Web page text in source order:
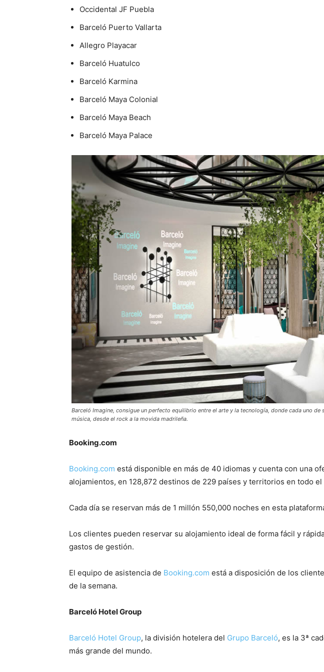
Occidental JF Puebla
Barceló Puerto Vallarta
Allegro Playacar
Barceló Huatulco
Barceló Karmina
Barceló Maya Colonial
Barceló Maya Beach
Barceló Maya Palace
Barceló Imagine, consigue un perfecto equilibrio entre el arte y la tecnología, donde cada uno de
música, desde el rock a la movida madrileña.
Booking.com
Booking.com está disponible en más de 40 idiomas y cuenta con una
alojamientos, en 128,872 destinos de 229 países y territorios en todo el
Cada día se reservan más de 1 millón 550,000 noches en esta
Los clientes pueden reservar su alojamiento ideal de forma fácil y
gastos de gestión.
El equipo de asistencia de Booking.com está a disposición de los
de la semana.
Barceló Hotel Group
Barceló Hotel Group, la división hotelera del Grupo Barceló, es la 3ª
más grande del mundo.